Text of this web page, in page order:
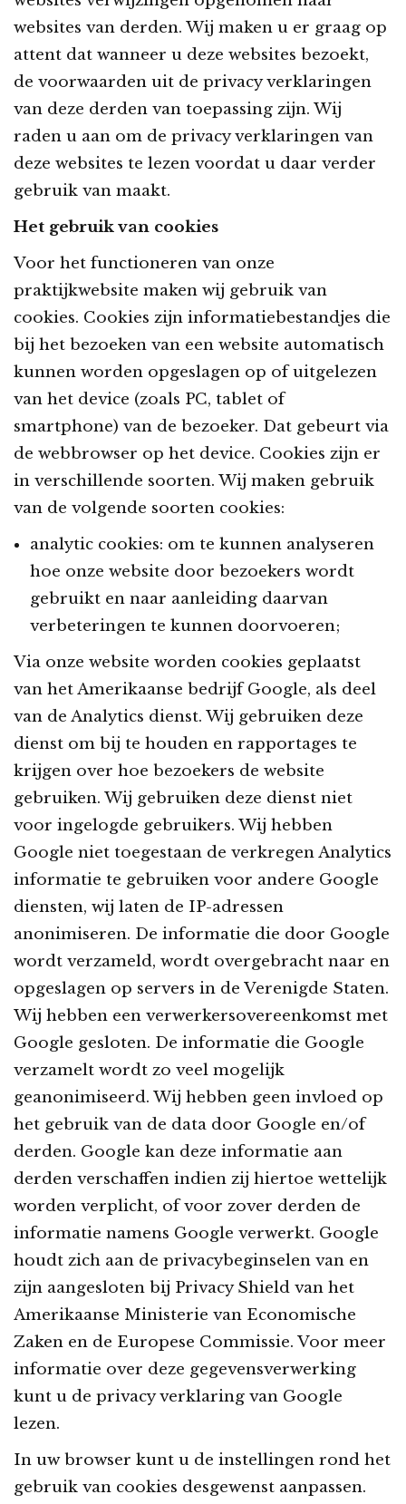
websites van derden. Wij maken u er graag op
attent dat wanneer u deze websites bezoekt,
de voorwaarden uit de privacy verklaringen
van deze derden van toepassing zijn. Wij
raden u aan om de privacy verklaringen van
deze websites te lezen voordat u daar verder
gebruik van maakt.
Het gebruik van cookies
Voor het functioneren van onze
praktijkwebsite maken wij gebruik van
cookies. Cookies zijn informatiebestandjes die
bij het bezoeken van een website automatisch
kunnen worden opgeslagen op of uitgelezen
van het device (zoals PC, tablet of
smartphone) van de bezoeker. Dat gebeurt via
de webbrowser op het device. Cookies zijn er
in verschillende soorten. Wij maken gebruik
van de volgende soorten cookies:
analytic cookies: om te kunnen analyseren
hoe onze website door bezoekers wordt
gebruikt en naar aanleiding daarvan
verbeteringen te kunnen doorvoeren;
Via onze website worden cookies geplaatst
van het Amerikaanse bedrijf Google, als deel
van de Analytics dienst. Wij gebruiken deze
dienst om bij te houden en rapportages te
krijgen over hoe bezoekers de website
gebruiken. Wij gebruiken deze dienst niet
voor ingelogde gebruikers. Wij hebben
Google niet toegestaan de verkregen Analytics
informatie te gebruiken voor andere Google
diensten, wij laten de IP-adressen
anonimiseren. De informatie die door Google
wordt verzameld, wordt overgebracht naar en
opgeslagen op servers in de Verenigde Staten.
Wij hebben een verwerkersovereenkomst met
Google gesloten. De informatie die Google
verzamelt wordt zo veel mogelijk
geanonimiseerd. Wij hebben geen invloed op
het gebruik van de data door Google en/of
derden. Google kan deze informatie aan
derden verschaffen indien zij hiertoe wettelijk
worden verplicht, of voor zover derden de
informatie namens Google verwerkt. Google
houdt zich aan de privacybeginselen van en
zijn aangesloten bij Privacy Shield van het
Amerikaanse Ministerie van Economische
Zaken en de Europese Commissie. Voor meer
informatie over deze gegevensverwerking
kunt u de privacy verklaring van Google
lezen.
In uw browser kunt u de instellingen rond het
gebruik van cookies desgewenst aanpassen.